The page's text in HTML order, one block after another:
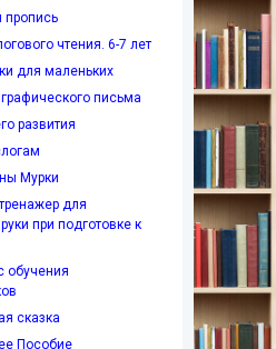
пропись
чтения. 6-7 лет
для маленьких
письма
развития
Мурки
для
при подготовке к
обучения
сказка
Пособие